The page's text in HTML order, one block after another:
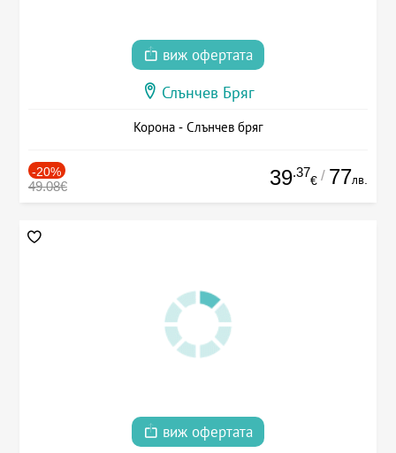
виж офертата
Слънчев Бряг
Корона - Слънчев бряг
-20%
49.08€ 39.37
€ / 77лв.
виж офертата